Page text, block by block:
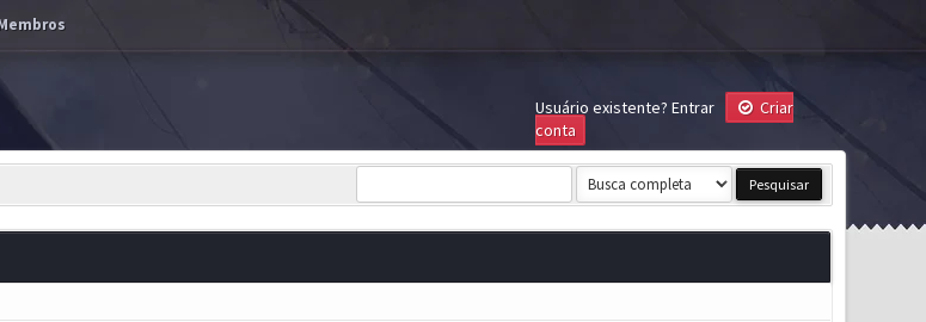
Usuário existente? Entrar
Criar
conta